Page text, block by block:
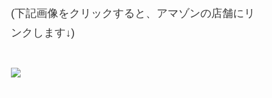
(下記画像をクリックすると、アマゾンの店舗にリ
ンクします↓)